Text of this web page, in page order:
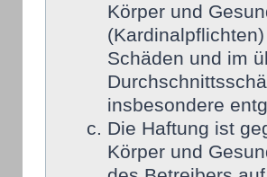
Körper und
Schäden und im
insbesondere
Die Haftung ist
Körper und